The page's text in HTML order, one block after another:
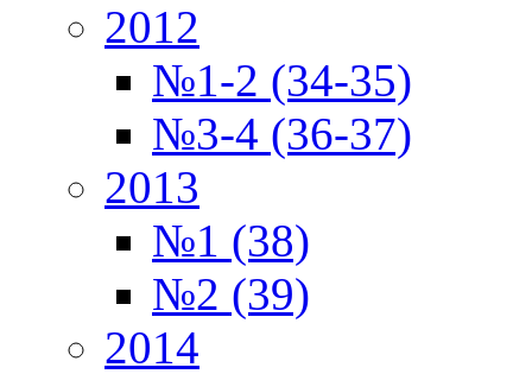
2012
№1-2 (34-35)
№3-4 (36-37)
2013
№1 (38)
№2 (39)
2014